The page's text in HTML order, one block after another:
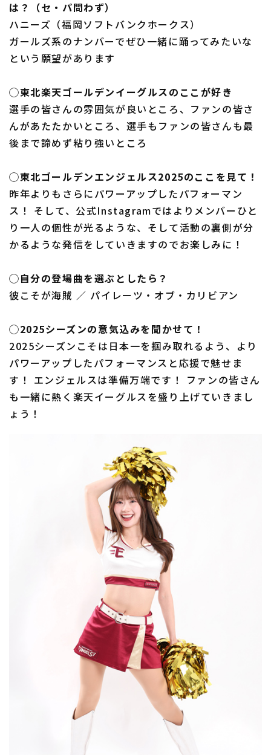
は？（セ・パ問わず）
ハニーズ（福岡ソフトバンクホークス）
ガールズ系のナンバーでぜひ一緒に踊ってみたいな
という願望があります
◯東北楽天ゴールデンイーグルスのここが好き
選手の皆さんの雰囲気が良いところ、ファンの皆さ
んがあたたかいところ、選手もファンの皆さんも最
後まで諦めず粘り強いところ
◯東北ゴールデンエンジェルス2025のここを見て！
昨年よりもさらにパワーアップしたパフォーマン
ス！ そして、公式Instagramではよりメンバーひと
り一人の個性が光るような、そして活動の裏側が分
かるような発信をしていきますのでお楽しみに！
◯自分の登場曲を選ぶとしたら？
彼こそが海賊 ／ パイレーツ・オブ・カリビアン
◯2025シーズンの意気込みを聞かせて！
2025シーズンこそは日本一を掴み取れるよう、より
パワーアップしたパフォーマンスと応援で魅せま
す！ エンジェルスは準備万端です！ ファンの皆さん
も一緒に熱く楽天イーグルスを盛り上げていきまし
ょう！